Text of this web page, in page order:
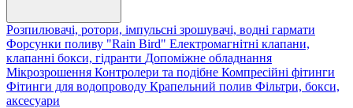
Розпилювачі, ротори, імпульсні зрошувачі, водні гармати
Форсунки поливу "Rain Bird" Електромагнітні клапани,
клапанні бокси, гідранти Допоміжне обладнання
Мікрозрошення Контролери та подібне Компресійні фітинги
Фітинги для водопроводу Крапельний полив Фільтри, бокси,
аксесуари